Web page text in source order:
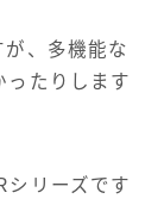
、多機能な
ったりします
リーズです